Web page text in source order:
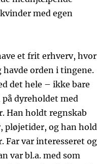
med egen
et frit erhverv, hvor
havde orden i tingene.
det hele – ikke bare
dyreholdet med
Han holdt regnskab
pløjetider, og han
Far var interesseret og
var bl.a. med som